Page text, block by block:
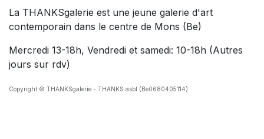
La THANKSgalerie est une jeune galerie d'art
contemporain dans le centre de Mons (Be)
Mercredi 13-18h, Vendredi et samedi: 10-18h (Autres
jours sur rdv)
Copyright © THANKSgalerie - THANKS asbl (Be0680405114)